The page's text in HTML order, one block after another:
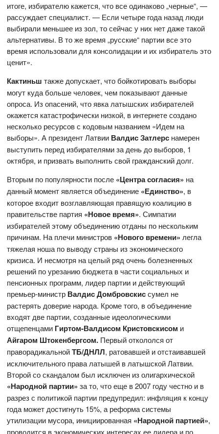
итоге, избирателю кажется, что все одинаково „черные“, —
рассуждает специалист. — Если четыре года назад люди
выбирали меньшее из зол, то сейчас у них нет даже такой
альтернативы. В то же время „русские“ партии все это
время использовали для консолидации и их избиратель это
ценит».
Кактиньш также допускает, что бойкотировать выборы
могут куда больше человек, чем показывают данные
опроса. Из опасений, что явка латышских избирателей
окажется катастрофически низкой, в интернете создано
несколько ресурсов с кодовым названием «Идем на
выборы». А президент Латвии Валдис Затлерс намерен
выступить перед избирателями за день до выборов, 1
октября, и призвать выполнить свой гражданский долг.
Вторым по популярности после «Центра согласия» на
данный момент является объединение «Единство», в
которое входит возглавляющая правящую коалицию в
правительстве партия «Новое время». Симпатии
избирателей этому объединению отданы по нескольким
причинам. На плечи министров «Нового времени» легла
тяжелая ноша по выводу страны из экономического
кризиса. И несмотря на целый ряд очень болезненных
решений по урезанию бюджета в части социальных и
пенсионных программ, лидер партии и действующий
премьер-министр Валдис Домбровскиссумел не
растерять доверие народа. Кроме того, в объединение
входят две партии, созданные идеологическими
отщепенцами Гиртом-Валдисом Кристовскисом и
Айгаром Штокенбергсом. Первый откололся от
праворадикальнойТБ/ДНЛЛ, ратовавшей и отстаивавшей
исключительного права латышей в латышской Латвии.
Второй со скандалом был исключен из олигархической
«Народной партии»за то, что еще в 2007 году честно и в
разрез с политикой партии предупредил: инфляция к концу
года может достигнуть 15%, а реформа системы
утилизации мусора, инициированная «Народной партией»,
проводится в экономических интересах ее лидера и по